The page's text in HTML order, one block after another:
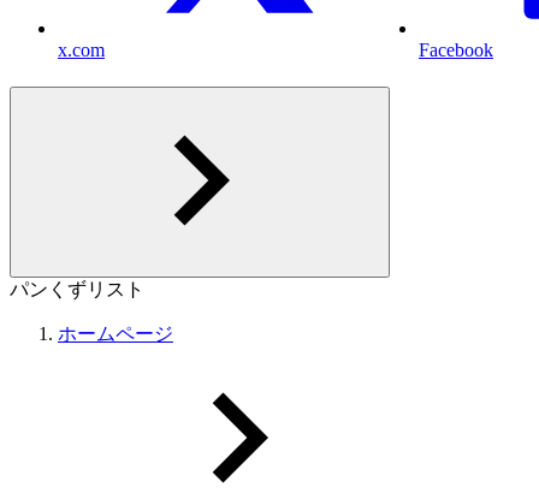
x.com Facebook
パンくずリスト
ホームページ